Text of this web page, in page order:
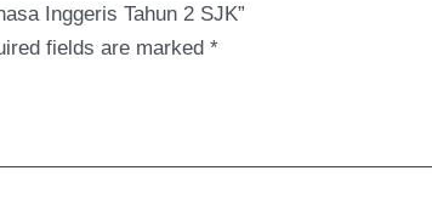
Inggeris Tahun 2 SJK”
fields are marked*